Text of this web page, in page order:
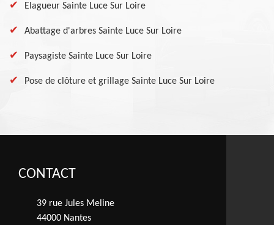
Elagueur Sainte Luce Sur Loire
Abattage d'arbres Sainte Luce Sur Loire
Paysagiste Sainte Luce Sur Loire
Pose de clôture et grillage Sainte Luce Sur Loire
CONTACT
39 rue Jules Meline
44000 Nantes